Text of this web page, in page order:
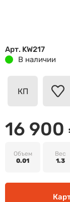
Арт. KW217
В наличии
КП
16 900
Объем
0.01
Вес
1.3